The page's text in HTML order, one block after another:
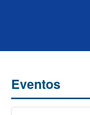
Eventos